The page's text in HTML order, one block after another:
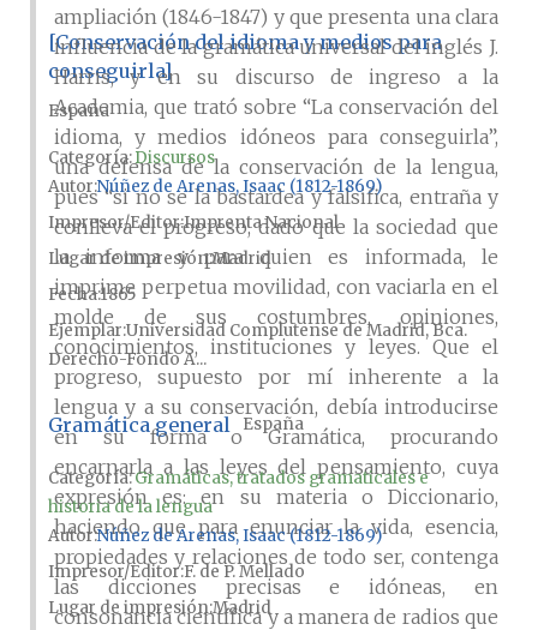
ampliación (1846-1847) y que presenta una clara
influencia de la gramática universal del inglés J.
Harris, y en su discurso de ingreso a la
Academia, que trató sobre “La conservación del
idioma, y medios idóneos para conseguirla”,
una defensa de la conservación de la lengua,
pues “si no se la bastardea y falsifica, entraña y
conlleva el progreso, dado que la sociedad que
la informa y para quien es informada, le
imprime perpetua movilidad, con vaciarla en el
molde de sus costumbres, opiniones,
conocimientos, instituciones y leyes. Que el
progreso, supuesto por mí inherente a la
lengua y a su conservación, debía introducirse
en su forma o Gramática, procurando
encarnarla a las leyes del pensamiento, cuya
expresión es: en su materia o Diccionario,
haciendo que para enunciar la vida, esencia,
propiedades y relaciones de todo ser, contenga
las dicciones precisas e idóneas, en
consonancia científica y a manera de radios que
[Conservación del idioma y medios para
conseguirla]
España
Categoría:Discursos
Autor Núñez de Arenas, Isaac (1812-1869)
Impresor/EditorImprenta Nacional
Lugar de impresiónMadrid
Fecha1865
Ejemplar Universidad Complutense de Madrid, Bca.
Derecho-Fondo A...
Gramática general España
Categoría:Gramáticas, tratados gramaticales e
historia de la lengua
AutorNúñez de Arenas, Isaac (1812-1869)
Impresor/EditorF. de P. Mellado
Lugar de impresiónMadrid